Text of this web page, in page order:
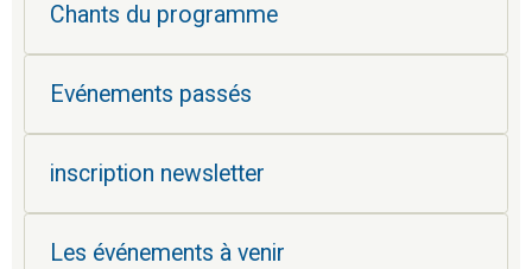
Chants du programme
Evénements passés
inscription newsletter
Les événements à venir